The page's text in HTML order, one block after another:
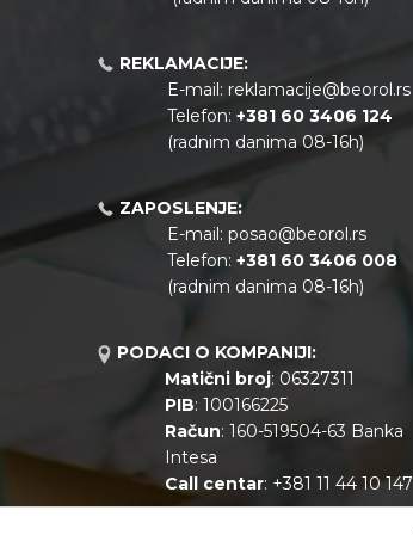
REKLAMACIJE:
E-mail: reklamacije@beorol.rs
Telefon: +381 60 3406 124
(radnim danima 08-16h)
ZAPOSLENJE:
E-mail: posao@beorol.rs
Telefon: +381 60 3406 008
(radnim danima 08-16h)
PODACI O KOMPANIJI:
Matični broj: 06327311
PIB: 100166225
Račun: 160-519504-63 Banka
Intesa
Call centar: +381 11 44 10 147